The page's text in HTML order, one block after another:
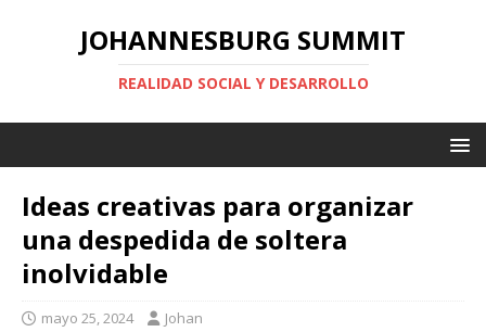
JOHANNESBURG SUMMIT
REALIDAD SOCIAL Y DESARROLLO
Ideas creativas para organizar
una despedida de soltera
inolvidable
mayo 25, 2024 Johan